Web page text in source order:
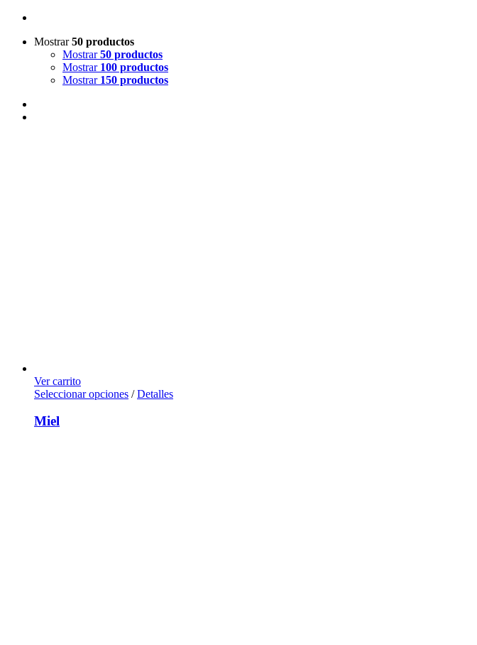
Mostrar50 productos
Mostrar50 productos
Mostrar 100 productos
Mostrar 150 productos
Ver carrito
Seleccionar opciones / Detalles
Miel